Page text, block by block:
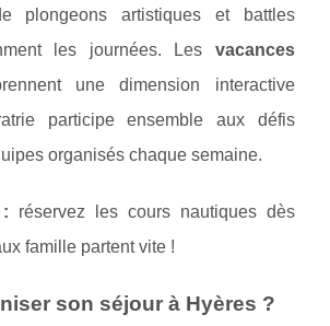
plongeons artistiques et battles
les journées. Les vacances
une dimension interactive
participe ensemble aux défis
organisés chaque semaine.
réservez les cours nautiques dès
famille partent vite !
son séjour à Hyères ?